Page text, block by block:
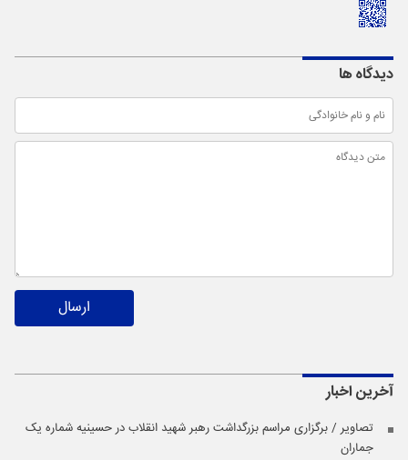
دیدگاه ها
ارسال
آخرین اخبار
تصاویر / برگزاری مراسم بزرگداشت رهبر شهید انقلاب در حسینیه شماره یک
جماران